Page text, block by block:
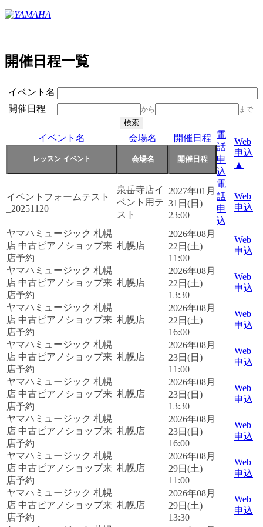
開催日程一覧
イベント名
開催日程
から まで
イベント名 会場名 開催日程
電
話
申
込
Web
申込
▲
イベントフォームテスト
_20251120
泉岳寺店イ
ベント用テ
スト
2027年01月
31日(日)
23:00
電
話
申
込
Web
申込
ヤマハミュージック 札幌
店 中古ピアノショップ来
店予約
札幌店
2026年08月
22日(土)
11:00
Web
申込
ヤマハミュージック 札幌
店 中古ピアノショップ来
店予約
札幌店
2026年08月
22日(土)
13:30
Web
申込
ヤマハミュージック 札幌
店 中古ピアノショップ来
店予約
札幌店
2026年08月
22日(土)
16:00
Web
申込
ヤマハミュージック 札幌
店 中古ピアノショップ来
店予約
札幌店
2026年08月
23日(日)
11:00
Web
申込
ヤマハミュージック 札幌
店 中古ピアノショップ来
店予約
札幌店
2026年08月
23日(日)
13:30
Web
申込
ヤマハミュージック 札幌
店 中古ピアノショップ来
店予約
札幌店
2026年08月
23日(日)
16:00
Web
申込
ヤマハミュージック 札幌
店 中古ピアノショップ来
店予約
札幌店
2026年08月
29日(土)
11:00
Web
申込
ヤマハミュージック 札幌
店 中古ピアノショップ来
店予約
札幌店
2026年08月
29日(土)
13:30
Web
申込